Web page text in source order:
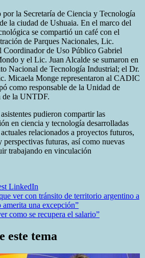
la Secretaría de Ciencia y Tecnología
la ciudad de Ushuaia. En el marco del
se compartió un café con el
de Parques Nacionales, Lic.
de Uso Público Gabriel
y el Lic. Juan Alcalde se sumaron en
Nacional de Tecnología Industrial; el Dr.
Micaela Monge representaron al CADIC
como responsable de la Unidad de
de la UNTDF.
pudieron compartir las
en ciencia y tecnología desarrolladas
relacionados a proyectos futuros,
futuras, así como nuevas
trabajando en vinculación
LinkedIn
ver con tránsito de territorio argentino a
una excepción”
como se recupera el salario”
este tema